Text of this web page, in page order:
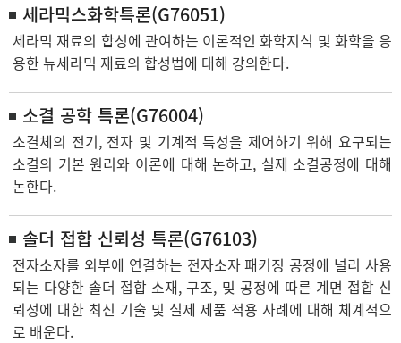
세라믹스화학특론(G76051)
세라믹 재료의 합성에 관여하는 이론적인 화학지식 및 화학을 응
용한 뉴세라믹 재료의 합성법에 대해 강의한다.
소결 공학 특론(G76004)
소결체의 전기, 전자 및 기계적 특성을 제어하기 위해 요구되는
소결의 기본 원리와 이론에 대해 논하고, 실제 소결공정에 대해
논한다.
솔더 접합 신뢰성 특론(G76103)
전자소자를 외부에 연결하는 전자소자 패키징 공정에 널리 사용
되는 다양한 솔더 접합 소재, 구조, 및 공정에 따른 계면 접합 신
뢰성에 대한 최신 기술 및 실제 제품 적용 사례에 대해 체계적으
로 배운다.